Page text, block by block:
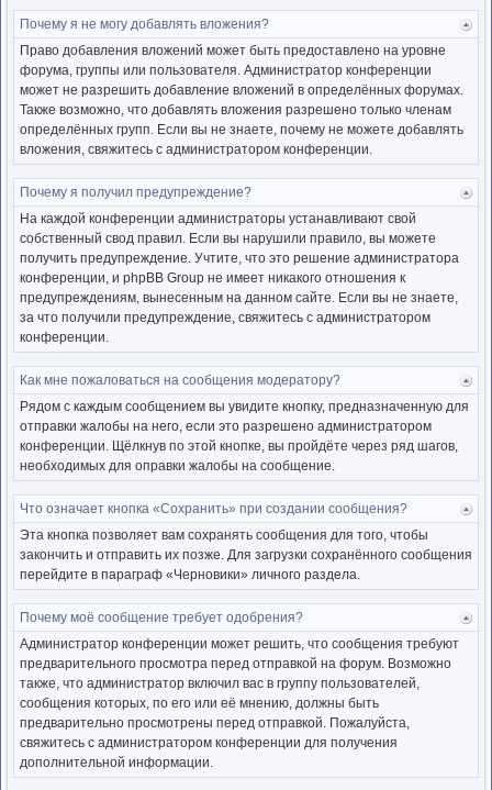
Почему я не могу добавлять вложения?
Право добавления вложений может быть предоставлено на уровне
форума, группы или пользователя. Администратор конференции
может не разрешить добавление вложений в определённых форумах.
Также возможно, что добавлять вложения разрешено только членам
определённых групп. Если вы не знаете, почему не можете добавлять
вложения, свяжитесь с администратором конференции.
Почему я получил предупреждение?
На каждой конференции администраторы устанавливают свой
собственный свод правил. Если вы нарушили правило, вы можете
получить предупреждение. Учтите, что это решение администратора
конференции, и phpBB Group не имеет никакого отношения к
предупреждениям, вынесенным на данном сайте. Если вы не знаете,
за что получили предупреждение, свяжитесь с администратором
конференции.
к
Как мне пожаловаться на сообщения модератору?
Рядом с каждым сообщением вы увидите кнопку, предназначенную для
отправки жалобы на него, если это разрешено администратором
конференции. Щёлкнув по этой кнопке, вы пройдёте через ряд шагов,
необходимых для оправки жалобы на сообщение.
Что означает кнопка «Сохранить» при создании сообщения?
Эта кнопка позволяет вам сохранять сообщения для того, чтобы
закончить и отправить их позже. Для загрузки сохранённого сообщения
перейдите в параграф «Черновики» личного раздела.
Почему моё сообщение требует одобрения?
Администратор конференции может решить, что сообщения требуют
предварительного просмотра перед отправкой на форум. Возможно
также, что администратор включил вас в группу пользователей,
сообщения которых, по его или её мнению, должны быть
предварительно просмотрены перед отправкой. Пожалуйста,
свяжитесь с администратором конференции для получения
дополнительной информации.